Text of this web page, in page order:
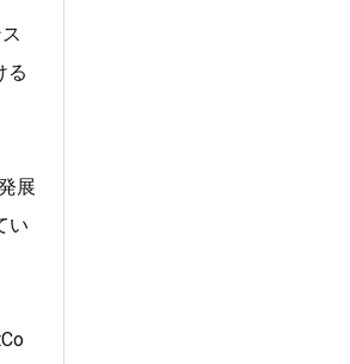
る
展
い